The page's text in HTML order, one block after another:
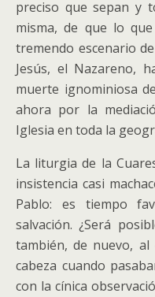
preciso que sepan y
misma, de que lo
tremendo escenario
Jesús, el Nazareno,
muerte ignominiosa
ahora por la
Iglesia en toda la
La liturgia de la
insistencia casi
Pablo: es tiempo
salvación. ¿Será
también, de nuevo,
cabeza cuando
con la cínica